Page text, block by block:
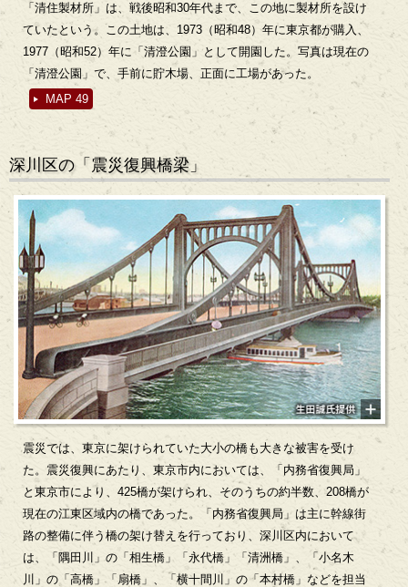
「清住製材所」は、戦後昭和30年代まで、この地に製材所を設け
ていたという。この土地は、1973（昭和48）年に東京都が購入、
1977（昭和52）年に「清澄公園」として開園した。写真は現在の
「清澄公園」で、手前に貯木場、正面に工場があった。
MAP 49
深川区の「震災復興橋梁」
震災では、東京に架けられていた大小の橋も大きな被害を受け
た。震災復興にあたり、東京市内においては、「内務省復興局」
と東京市により、425橋が架けられ、そのうちの約半数、208橋が
現在の江東区域内の橋であった。「内務省復興局」は主に幹線街
路の整備に伴う橋の架け替えを行っており、深川区内において
は、「隅田川」の「相生橋」「永代橋」「清洲橋」、「小名木
川」の「高橋」「扇橋」、「横十間川」の「本村橋」などを担当